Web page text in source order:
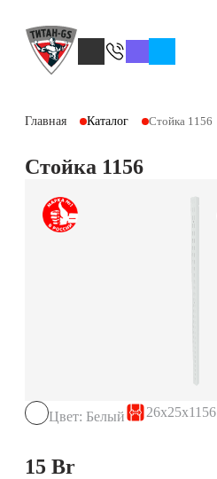
Главная Каталог Стойка 1156
Стойка 1156
Цвет: Белый 26x25x1156
15 Br